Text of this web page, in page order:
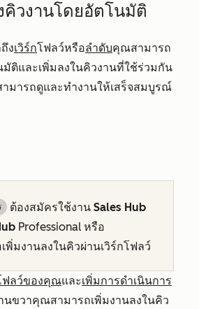
คิวงานโดยอัตโนมัติ
งเวิร์กโฟลว์หรือลำดับคุณสามารถ
มัติและเพิ่มลงในคิวงานที่ใช้ร่วมกัน
ามารถดูและทำงานให้เสร็จสมบูรณ์
ต้องสมัครใช้งาน Sales Hub
Professional หรือ
เพิ่มงานลงในคิวผ่านเวิร์กโฟลว์
ฟลว์ของคุณและเพิ่มการดำเนินการ
นขวาคุณสามารถเพิ่มงานลงในคิว